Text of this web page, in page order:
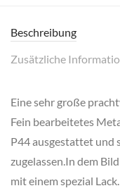
Beschreibung
Zusätzliche
Eine sehr große
Fein bearbeitetes
P44 ausgestattet und
zugelassen.In dem
mit einem spezial